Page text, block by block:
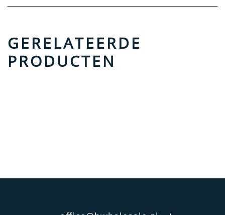
GERELATEERDE
PRODUCTEN